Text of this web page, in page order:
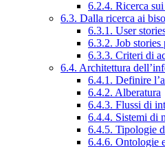
6.2.4. Ricerca
6.3. Dalla ricerca ai
6.3.1. User
6.3.2. Job
6.3.3. Criteri di
6.4. Architettura
6.4.1. Definire
6.4.2. Alberatura
6.4.3. Flussi di
6.4.4. Sistemi di
6.4.5. Tipologie
6.4.6. Ontologie